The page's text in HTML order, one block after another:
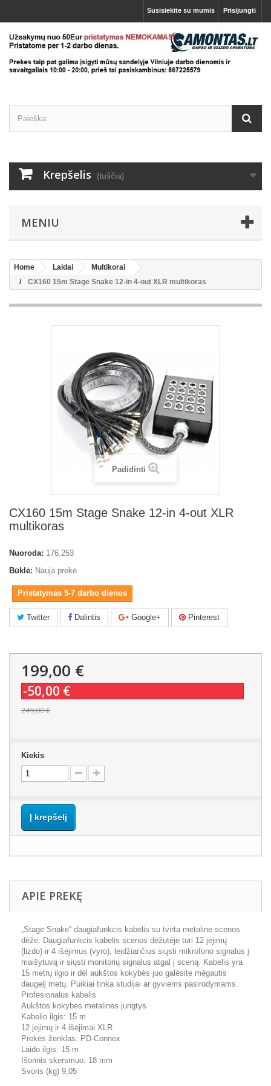
Prisijungti
Susisiekite su mumis
Krepšelis (tuščia)
MENIU
Home Laidai
Multikorai
CX160 15m Stage Snake 12-in 4-out XLR multikoras
Padidinti
CX160 15m Stage Snake 12-in 4-out XLR
multikoras
Nuoroda: 176.253
Būklė: Nauja prekė
Pristatymas 5-7 darbo dienos
Twitter Dalintis Google+ Pinterest
199,00 €
-50,00 €
249,00 €
Kiekis
Į krepšelį
APIE PREKĘ
„Stage Snake“ daugiafunkcis kabelis su tvirta metaline scenos
dėže. Daugiafunkcis kabelis scenos dėžutėje turi 12 įėjimų
(lizdo) ir 4 išėjimus (vyro), leidžiančius siųsti mikrofono signalus į
maišytuvą ir siųsti monitorių signalus atgal į sceną. Kabelis yra
15 metrų ilgio ir dėl aukštos kokybės juo galėsite mėgautis
daugelį metų. Puikiai tinka studijai ar gyviems pasirodymams.
Profesionalus kabelis
Aukštos kokybės metalinės jungtys
Kabelio ilgis: 15 m
12 įėjimų ir 4 išėjimai XLR
Prekės ženklas: PD-Connex
Laido ilgis: 15 m
Išorinis skersmuo: 18 mm
Svoris (kg) 9,05